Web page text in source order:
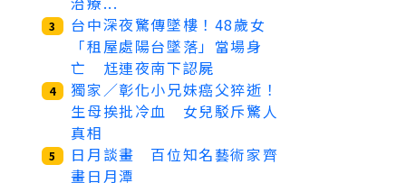
3
台中深夜驚傳墜樓！48歲女
「租屋處陽台墜落」當場身
亡 尪連夜南下認屍
4
獨家／彰化小兄妹癌父猝逝！
生母挨批冷血 女兒駁斥驚人
真相
5
日月談畫 百位知名藝術家齊
畫日月潭